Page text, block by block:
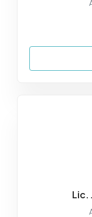
Lic.